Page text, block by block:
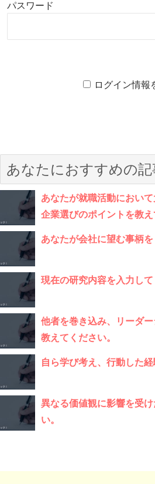
パスワード
ログイン情報
あなたにおすすめの記
あなたが就職活動において
企業選びのポイントを教え
あなたが会社に望む事柄を
現在の研究内容を入力して
他者を巻き込み、リーダ
教えてください。
自ら学び考え、行動した経
異なる価値観に影響を受
い。